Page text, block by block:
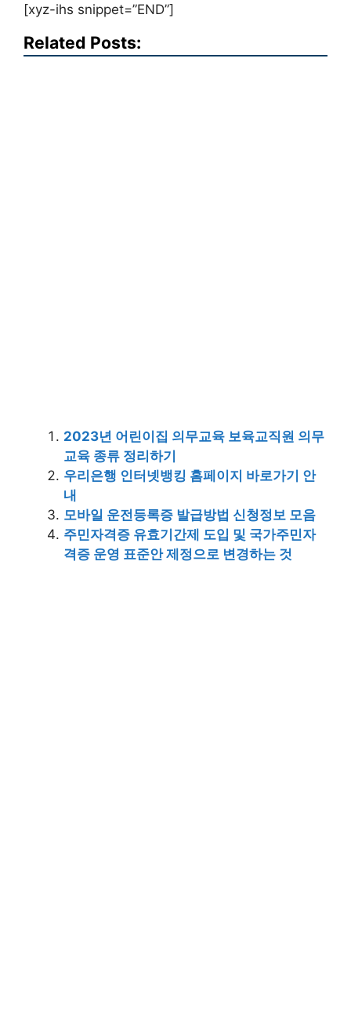
[xyz-ihs snippet=”END”]
Related Posts:
2023년 어린이집 의무교육 보육교직원 의무
교육 종류 정리하기
우리은행 인터넷뱅킹 홈페이지 바로가기 안
내
모바일 운전등록증 발급방법 신청정보 모음
주민자격증 유효기간제 도입 및 국가주민자
격증 운영 표준안 제정으로 변경하는 것